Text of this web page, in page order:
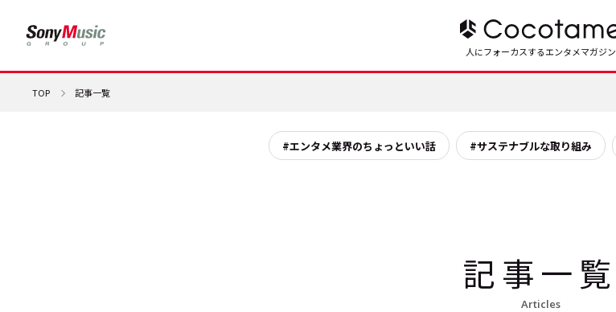
人にフォーカスするエンタメマガジン
TOP 記事一覧
#エンタメ業界のちょっといい話 #サステナブルな取り組み
記事一覧
Articles